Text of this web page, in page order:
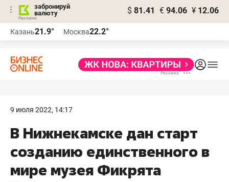
забронируй
валюту
$ 81.41 € 94.06 ¥ 12.06
Казань21.9° Москва22.2°
9 июля 2022, 14:17
В Нижнекамске дан старт
созданию единственного в
мире музея Фикрята